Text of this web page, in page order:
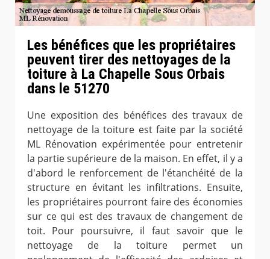
Les bénéfices que les propriétaires
peuvent tirer des nettoyages de la
toiture à La Chapelle Sous Orbais
dans le 51270
Une exposition des bénéfices des travaux de
nettoyage de la toiture est faite par la société
ML Rénovation expérimentée pour entretenir
la partie supérieure de la maison. En effet, il y a
d'abord le renforcement de l'étanchéité de la
structure en évitant les infiltrations. Ensuite,
les propriétaires pourront faire des économies
sur ce qui est des travaux de changement de
toit. Pour poursuivre, il faut savoir que le
nettoyage de la toiture permet un